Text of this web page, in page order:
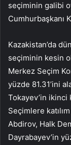
seçiminin galibi
Cumhurbaşkanı
Kazakistan’da
seçiminin kesin
Merkez Seçim
yüzde 81.31’ini
Tokayev’in
Seçimlere
Abdirov, Halk
Dayrabayev’in